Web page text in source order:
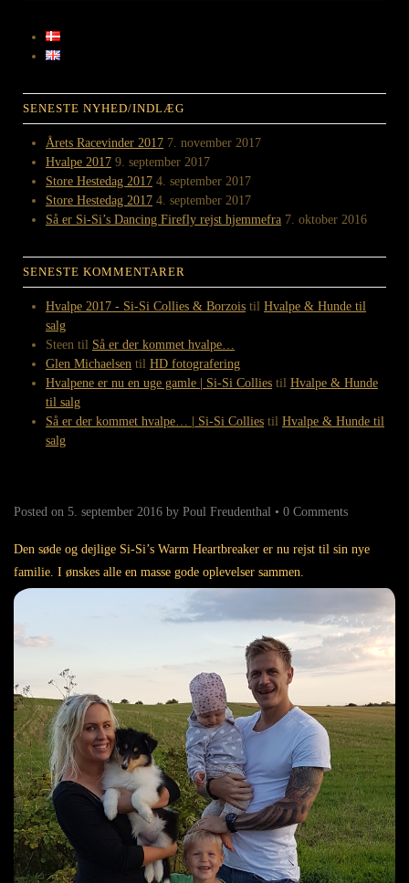
SENESTE NYHED/INDLÆG
Årets Racevinder 2017 7. november 2017
Hvalpe 2017 9. september 2017
Store Hestedag 2017 4. september 2017
Store Hestedag 2017 4. september 2017
Så er Si-Si’s Dancing Firefly rejst hjemmefra 7. oktober 2016
SENESTE KOMMENTARER
Hvalpe 2017 - Si-Si Collies & Borzois til Hvalpe & Hunde til
salg
Steen til Så er der kommet hvalpe…
Glen Michaelsen til HD fotografering
Hvalpene er nu en uge gamle | Si-Si Collies til Hvalpe & Hunde
til salg
Så er der kommet hvalpe… | Si-Si Collies til Hvalpe & Hunde til
salg
Posted on 5. september 2016 by Poul Freudenthal • 0 Comments
Den søde og dejlige Si-Si’s Warm Heartbreaker er nu rejst til sin nye
familie. I ønskes alle en masse gode oplevelser sammen.